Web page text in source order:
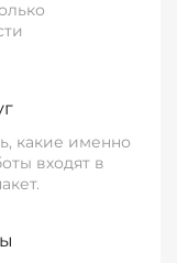
какие именно
входят в